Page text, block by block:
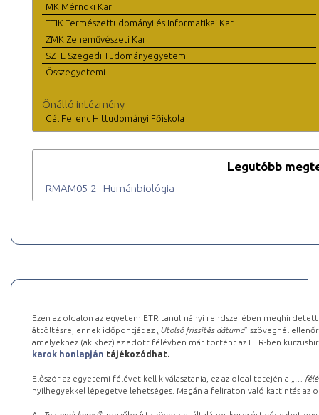
MK Mérnöki Kar
TTIK Természettudományi és Informatikai Kar
ZMK Zeneművészeti Kar
SZTE Szegedi Tudományegyetem
Összegyetemi
Önálló intézmény
Gál Ferenc Hittudományi Főiskola
Legutóbb
RMAM05-2 - Humánbiológia
Ezen az oldalon az egyetem ETR tanulmányi rendszerében
áttöltésre, ennek időpontját az „ Utolsó frissítés dátuma” szövegnél
amelyekhez (akikhez) az adott félévben már történt az ETR-ben
karok honlapján tájékozódhat.
Először az egyetemi félévet kell kiválasztania, ez az oldal tetején a „
…
nyílhegyekkel lépegetve lehetséges. Magán a feliraton való kattintás az